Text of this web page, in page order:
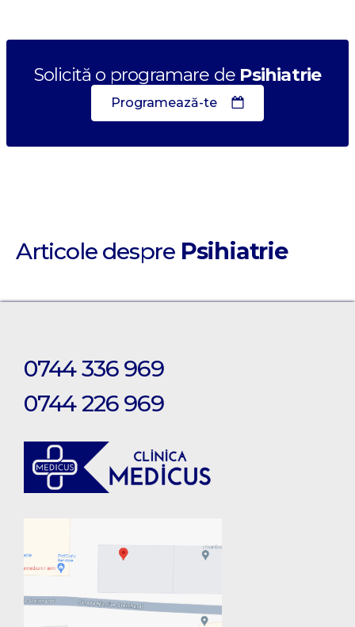
Solicită o programare de Psihiatrie
Programează-te
Articole despre Psihiatrie
0744 336 969
0744 226 969